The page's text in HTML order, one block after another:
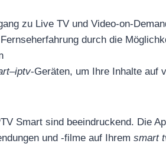
zu Live TV und Video-on-
durch die
–iptv-Geräten, um Ihre Inhalte auf
Smart sind beeindruckend. Die
und -filme auf Ihrem smart